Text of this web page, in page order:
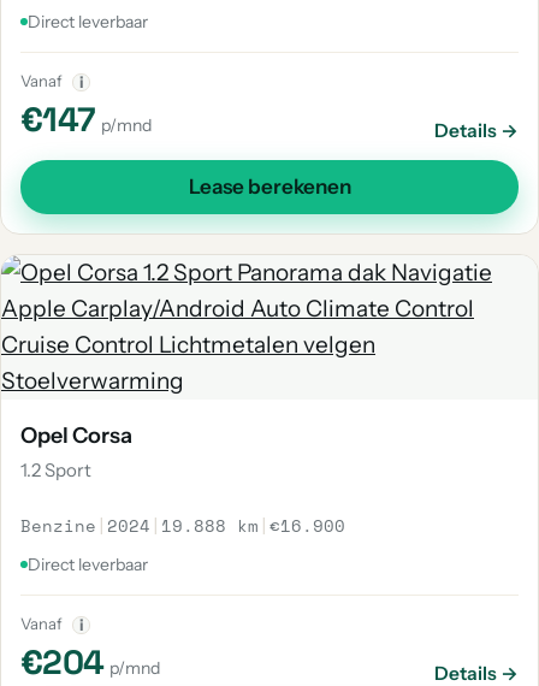
Direct leverbaar
Vanaf i
€147 p/mnd Details →
Lease berekenen
Opel Corsa
1.2 Sport
Benzine | 2024 | 19.888 km |€16.900
Direct leverbaar
Vanaf i
€204 p/mnd Details →